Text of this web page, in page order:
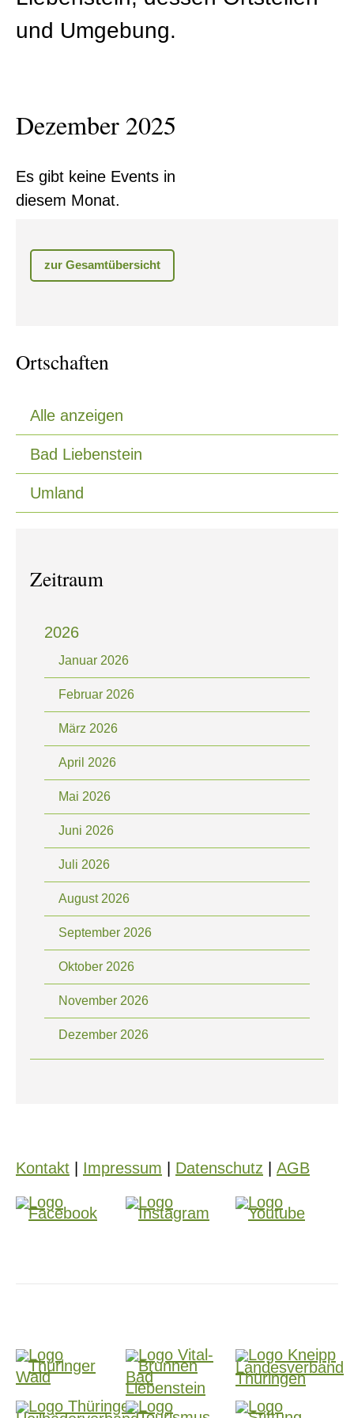
und Umgebung.
Dezember 2025
Es gibt keine Events in
diesem Monat.
zur Gesamtübersicht
Ortschaften
Alle anzeigen
Bad Liebenstein
Umland
Zeitraum
2026
Januar 2026
Februar 2026
März 2026
April 2026
Mai 2026
Juni 2026
Juli 2026
August 2026
September 2026
Oktober 2026
November 2026
Dezember 2026
Kontakt Impressum Datenschutz AGB